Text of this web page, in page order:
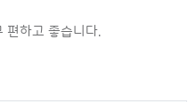
편하고 좋습니다.